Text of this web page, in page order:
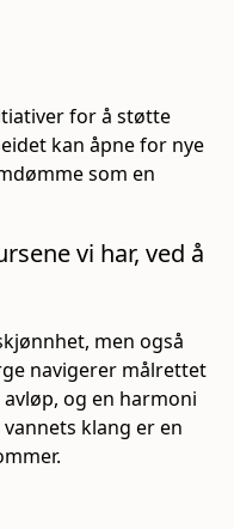
for å støtte
kan åpne for nye
som en
vi har, ved å
men også
navigerer målrettet
og en harmoni
klang er en